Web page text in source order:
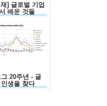
] 글로벌 기업
배운 것들
20주년 - 글
생을 찾다